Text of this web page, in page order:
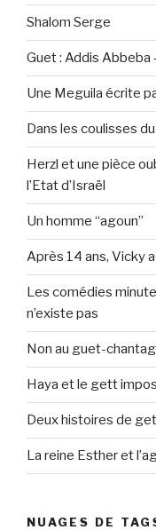
Shalom Serge
Guet : Addis Abbeba
Une Meguila écrite
Dans les coulisses
Herzl et une pièce
l’Etat d’Israël
Un homme “agoun”
Après 14 ans, Vicky
Les comédies
n’existe pas
Non au guet-
Haya et le gett
Deux histoires de
La reine Esther et
NUAGES DE